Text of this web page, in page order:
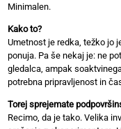
Minimalen.
Kako to?
Umetnost je redka, težko jo
ponuja. Pa še nekaj je: ne
gledalca, ampak
potrebna pripravljenost in
Torej sprejemate
Recimo, da je tako. Velika